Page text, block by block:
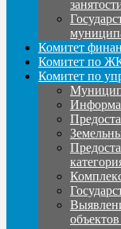
Комитет
Комитет по
Комитет по